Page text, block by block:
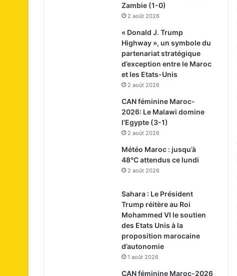
Zambie (1-0)
2 août 2026
« Donald J. Trump
Highway », un symbole du
partenariat stratégique
d’exception entre le Maroc
et les Etats-Unis
2 août 2026
CAN féminine Maroc-
2026: Le Malawi domine
l’Egypte (3-1)
2 août 2026
Météo Maroc : jusqu’à
48°C attendus ce lundi
2 août 2026
Sahara : Le Président
Trump réitère au Roi
Mohammed VI le soutien
des Etats Unis à la
proposition marocaine
d’autonomie
1 août 2026
CAN féminine Maroc-2026